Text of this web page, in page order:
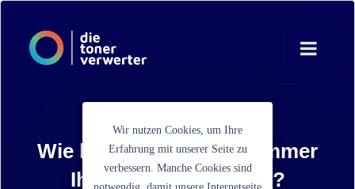
Wie lautet die Artikelnummer
Ihrer Tonerkartusche?
Wir nutzen Cookies, um Ihre
Erfahrung mit unserer Seite zu
verbessern. Manche Cookies sind